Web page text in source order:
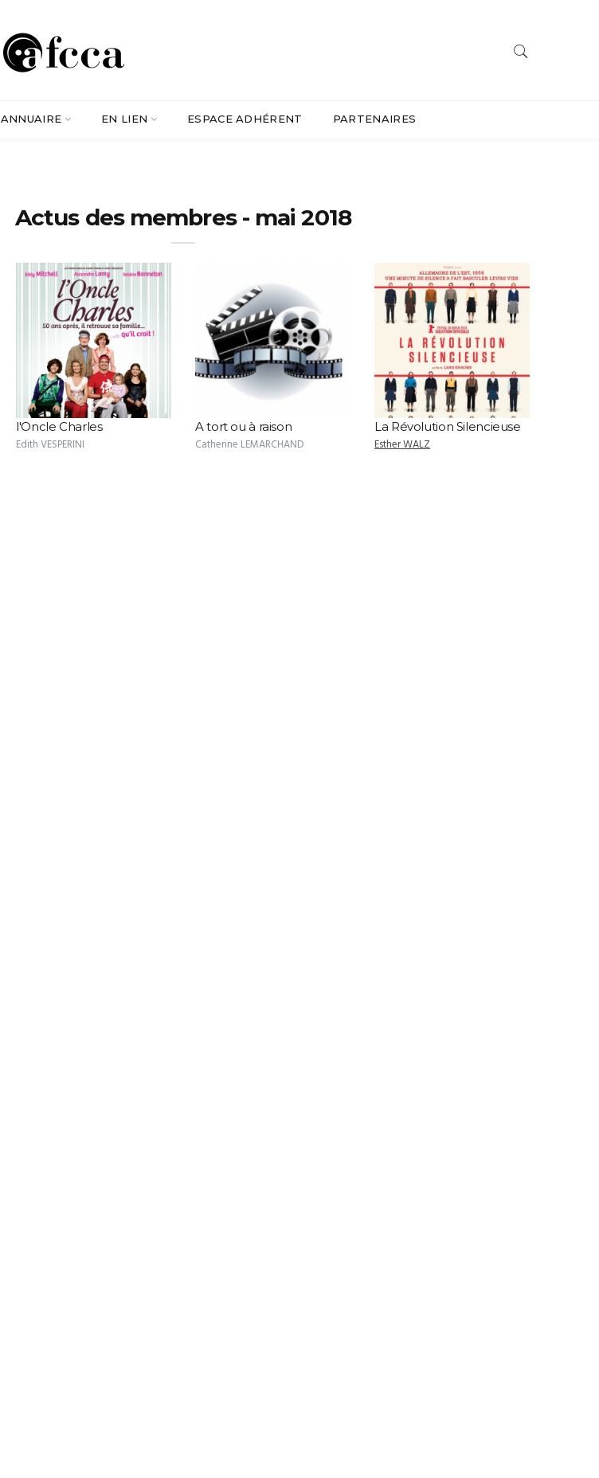
ANNUAIRE EN LIEN ESPACE ADHÉRENT PARTENAIRES
Actus des membres - mai 2018
l'Oncle Charles
Edith VESPERINI
A tort ou à raison
Catherine LEMARCHAND
La Révolution Silencieuse
Esther WALZ